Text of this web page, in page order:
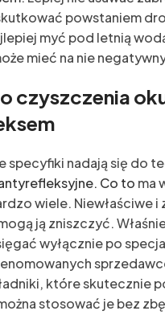
powstaniem
myć pod letnią
mieć na nie
czyszczenia
specyfiki nadają się do
Co to ma
wiele. Niewłaściwe
ją zniszczyć.
wyłącznie po
które skutecznie
stosować je bez